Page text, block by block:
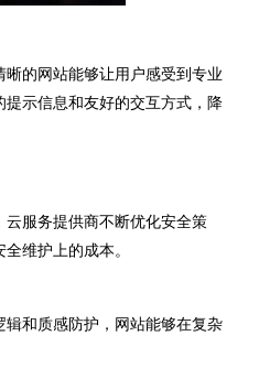
的网站能够让用户感受到专业
示信息和友好的交互方式，降
服务提供商不断优化安全策
维护上的成本。
和质感防护，网站能够在复杂